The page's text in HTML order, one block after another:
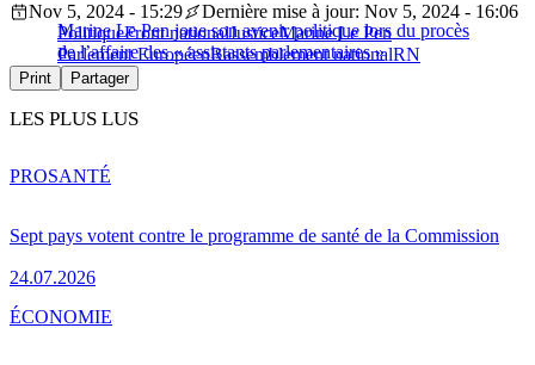
Marine Le Pen joue son avenir politique lors du procès
de l’affaire des « assistants parlementaires »
Nov 5, 2024 - 15:29
Dernière mise à jour: Nov 5, 2024 - 16:06
PolitiqueFront nationalJusticeMarine Le Pen
Parlement EuropéenRassemblement nationalRN
Print Partager
LES PLUS LUS
Sept pays votent contre le programme de santé de la Commission
24.07.2026
PROSANTÉ
ÉCONOMIE